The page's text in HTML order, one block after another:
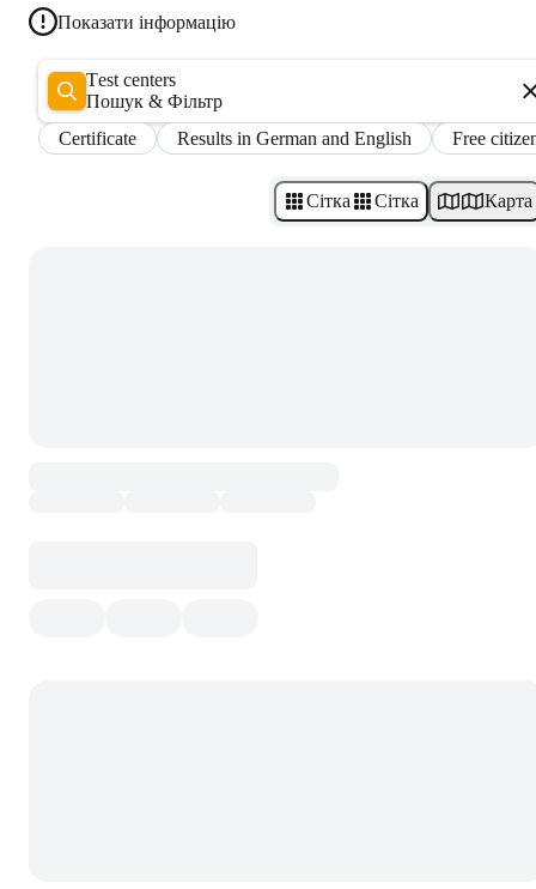
Показати інформацію
Test centers
Пошук & Фільтр
Certificate
Results in German and English Free
Сітка Сітка Карта